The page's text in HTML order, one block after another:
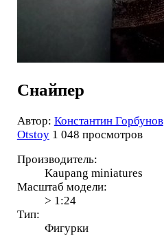
Снайпер
Автор: Константин Горбунов
Otstoy 1 048 просмотров
Производитель:
Kaupang miniatures
Масштаб модели:
> 1:24
Тип:
Фигурки